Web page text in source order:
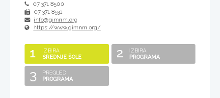
07 371 8500
07 371 8531
info@gimnm.org
https://www.gimnm.org/
1
IZBIRA
SREDNJE ŠOLE
2
IZBIRA
PROGRAMA
3
PREGLED
PROGRAMA